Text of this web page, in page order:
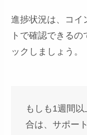
進捗状況は、コイ
トで確認できる
ックしましょう。
もしも1週間
合は、サポー